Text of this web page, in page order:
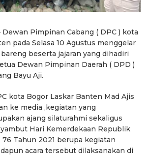
Dewan Pimpinan Cabang ( DPC ) kota
pada Selasa 10 Agustus menggelar
beserta jajaran yang dihadiri
Dewan Pimpinan Daerah ( DPD )
Bayu Aji.
kota Bogor Laskar Banten Mad Ajis
ke media ,kegiatan yang
ajang silaturahmi sekaligus
Hari Kemerdekaan Republik
Tahun 2021 berupa kegiatan
acara tersebut dilaksanakan di